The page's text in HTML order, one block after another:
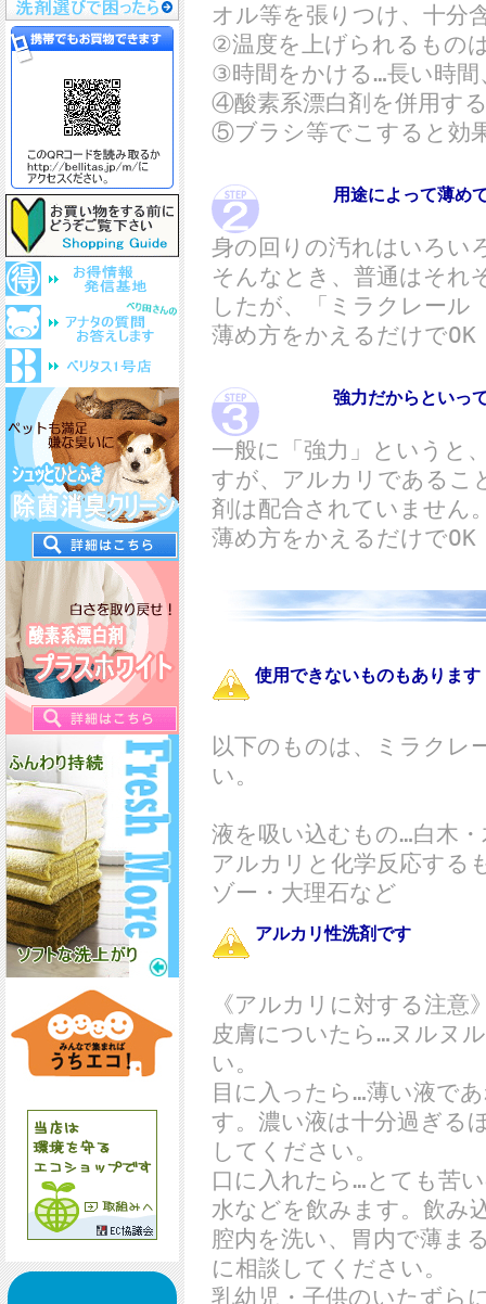
オル等を張りつけ、十分
②温度を上げられるもの
③時間をかける…長い時間
④酸素系漂白剤を併用す
⑤ブラシ等でこすると効
用途によって薄めて使
身の回りの汚れはいろい
そんなとき、普通はそれ
したが、「ミラクレー
薄め方をかえるだけでOK
強力だからといって毒性
一般に「強力」というと
すが、アルカリであるこ
剤は配合されていません
薄め方をかえるだけでOK
使用できないものもあります
以下のものは、ミラクレ
い。
液を吸い込むもの…白木
アルカリと化学反応する
ゾー・大理石など
アルカリ性洗剤です
《アルカリに対する注意
皮膚についたら…ヌルヌ
い。
目に入ったら…薄い液で
す。濃い液は十分過ぎる
してください。
口に入れたら…とても苦
水などを飲みます。飲み
腔内を洗い、胃内で薄ま
に相談してください。
乳幼児・子供のいたずら